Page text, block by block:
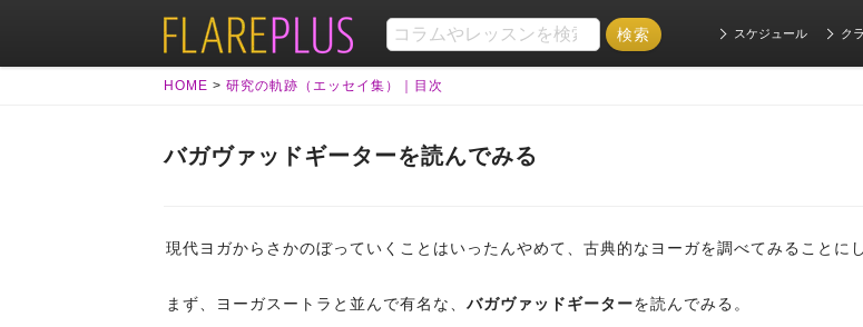
スケジュール ク
HOME > 研究の軌跡（エッセイ集）｜目次
バガヴァッドギーターを読んでみる
現代ヨガからさかのぼっていくことはいったんやめて、古典的なヨーガを調べてみることにし
まず、ヨーガスートラと並んで有名な、 バガヴァッドギーターを読んでみる。